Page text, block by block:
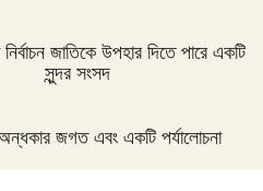
সড়ক দুর্ঘটনায় দু’জন নিহত
জাতিকে উপহার দিতে পারে একটি
সুন্দর সংসদ
অন্ধকার জগত এবং একটি পর্যালোচনা